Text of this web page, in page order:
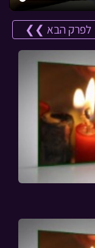
לפרק הבא ❯❯